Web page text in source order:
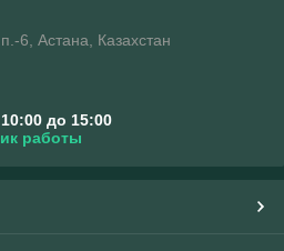
6, Астана, Казахстан
до 15:00
работы